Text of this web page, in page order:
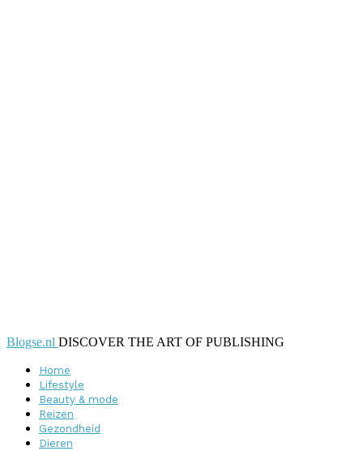
Blogse.nl DISCOVER THE ART OF PUBLISHING
Home
Lifestyle
Beauty & mode
Reizen
Gezondheid
Dieren